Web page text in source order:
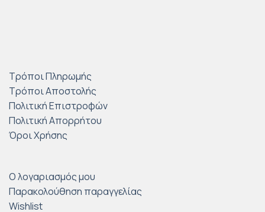
Τρόποι Πληρωμής
Τρόποι Αποστολής
Πολιτική Επιστροφών
Πολιτική Απορρήτου
Όροι Χρήσης
Ο λογαριασμός μου
Παρακολούθηση παραγγελίας
Wishlist